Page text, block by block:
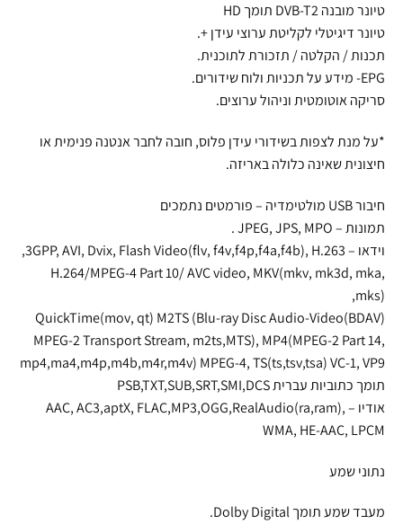
טיונר מובנה DVB-T2 תומך HD
טיונר דיגיטלי לקליטת ערוצי עידן +.
תכנות / הקלטה / תזכורת לתוכנית.
EPG- מידע על תכניות ולוח שידורים.
סריקה אוטומטית וניהול ערוצים.
*על מנת לצפות בשידורי עידן פלוס, חובה לחבר אנטנה פנימית או
חיצונית שאינה כלולה באריזה.
חיבור USB מולטימדיה – פורמטים נתמכים
תמונות – JPEG, JPS, MPO .
וידאו – 3GPP, AVI, Dvix, Flash Video(flv, f4v,f4p,f4a,f4b), H.263,
H.264/MPEG-4 Part 10/ AVC video, MKV(mkv, mk3d, mka,
mks),
QuickTime(mov, qt) M2TS (Blu-ray Disc Audio-Video(BDAV)
MPEG-2 Transport Stream, m2ts,MTS), MP4(MPEG-2 Part 14,
mp4,ma4,m4p,m4b,m4r,m4v) MPEG-4, TS(ts,tsv,tsa) VC-1, VP9
תומך כתוביות עברית PSB,TXT,SUB,SRT,SMI,DCS
אודיו – AAC, AC3,aptX, FLAC,MP3,OGG,RealAudio(ra,ram),
WMA, HE-AAC, LPCM
נתוני שמע
מעבד שמע תומך Dolby Digital.